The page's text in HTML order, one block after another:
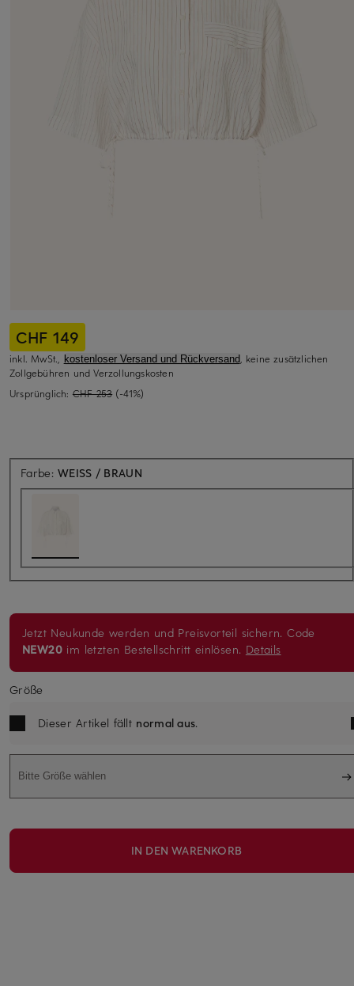
CHF 149
inkl. MwSt., kostenloser Versand und Rückversand, keine zusätzlichen
Zollgebühren und Verzollungskosten
Ursprünglich: CHF 253 (-41%)
Farbe:WEISS / BRAUN
Jetzt Neukunde werden und Preisvorteil sichern. Code
NEW20 im letzten Bestellschritt einlösen. Details
Größe
Dieser Artikel fällt normal aus.
Bitte Größe wählen
IN DEN WARENKORB